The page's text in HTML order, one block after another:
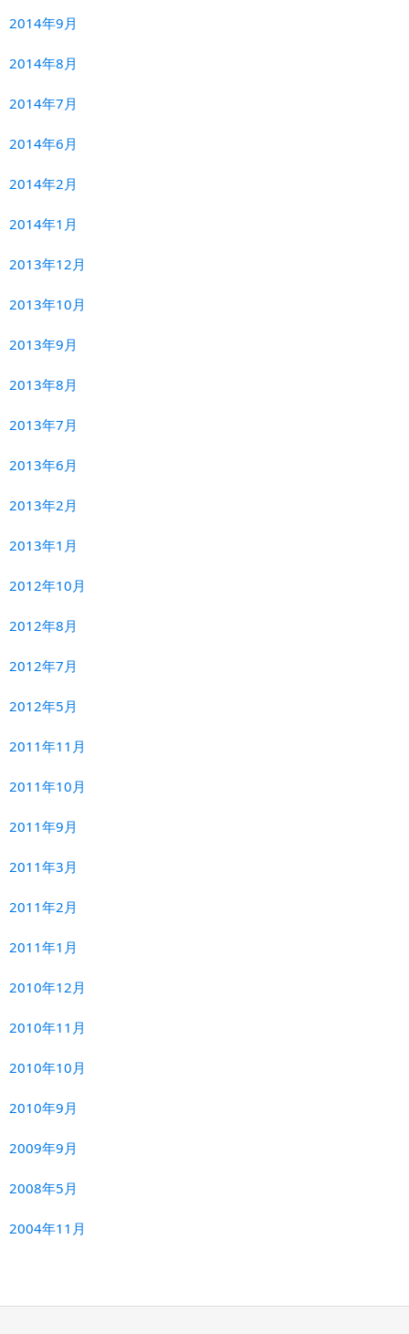
2014年9月
2014年8月
2014年7月
2014年6月
2014年2月
2014年1月
2013年12月
2013年10月
2013年9月
2013年8月
2013年7月
2013年6月
2013年2月
2013年1月
2012年10月
2012年8月
2012年7月
2012年5月
2011年11月
2011年10月
2011年9月
2011年3月
2011年2月
2011年1月
2010年12月
2010年11月
2010年10月
2010年9月
2009年9月
2008年5月
2004年11月